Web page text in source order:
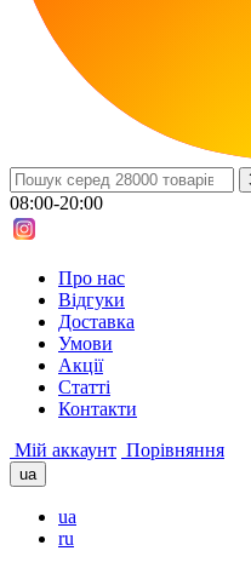
08:00-20:00
Про нас
Вiдгуки
Доставка
Умови
Aкції
Cтатті
Контакти
Мій аккаунт Порівняння
ua
ua
ru